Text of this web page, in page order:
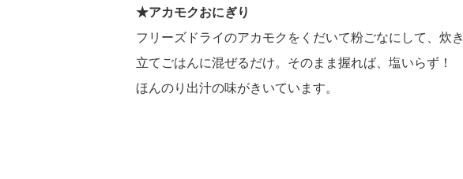
★アカモクおにぎり
フリーズドライのアカモクをくだいて粉ごなにして、炊き
立てごはんに混ぜるだけ。そのまま握れば、塩いらず！
ほんのり出汁の味がきいています。